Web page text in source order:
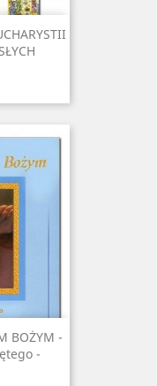
BOŻYM -
-